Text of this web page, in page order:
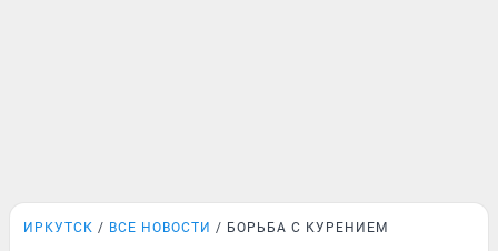
ИРКУТСК ВСЕ НОВОСТИ БОРЬБА С КУРЕНИЕМ